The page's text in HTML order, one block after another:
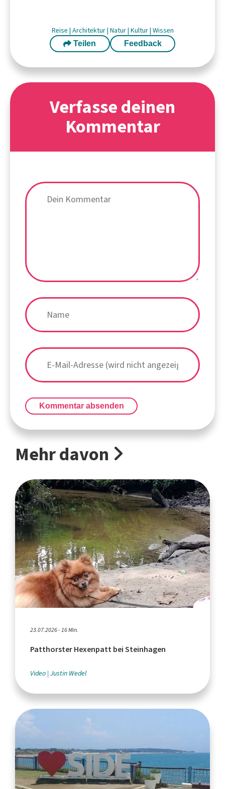
Reise | Architektur| Natur| Kultur| Wissen
Teilen Feedback
Verfasse deinen
Kommentar
Kommentar absenden
Mehr davon
23.07.2026 - 16 Min.
Patthorster Hexenpatt bei Steinhagen
Video Justin Wedel